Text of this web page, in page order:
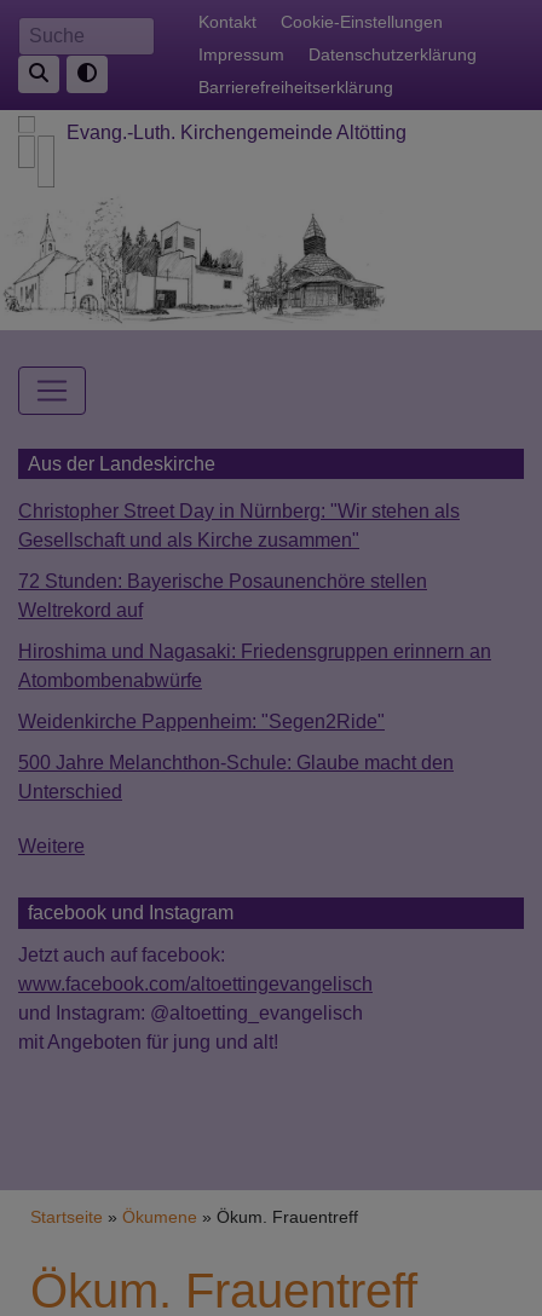
Direkt
zum
Inhalt
Suche Fußbereichsmenü
Kontakt
Cookie-Einstellungen
Impressum
Datenschutzerklärung
Barrierefreiheitserklärung
Evang.-Luth. Kirchengemeinde Altötting
Hauptnavigation
Aus der Landeskirche
Christopher Street Day in Nürnberg: "Wir stehen als
Gesellschaft und als Kirche zusammen"
72 Stunden: Bayerische Posaunenchöre stellen
Weltrekord auf
Hiroshima und Nagasaki: Friedensgruppen erinnern an
Atombombenabwürfe
Weidenkirche Pappenheim: "Segen2Ride"
500 Jahre Melanchthon-Schule: Glaube macht den
Unterschied
Weitere
facebook und Instagram
Jetzt auch auf facebook:
www.facebook.com/altoettingevangelisch
und Instagram: @altoetting_evangelisch
mit Angeboten für jung und alt!
Breadcrumb
Startseite Ökumene Ökum. Frauentreff
Ökum. Frauentreff